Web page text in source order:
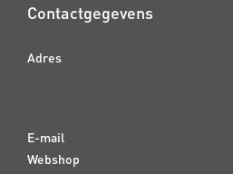
Contactgegevens
Adres
E-mail
Webshop